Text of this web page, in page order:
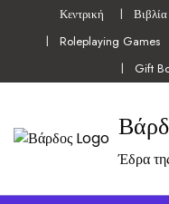
Κεντρική Βιβλία
Roleplaying Games
Gift
Έδρα